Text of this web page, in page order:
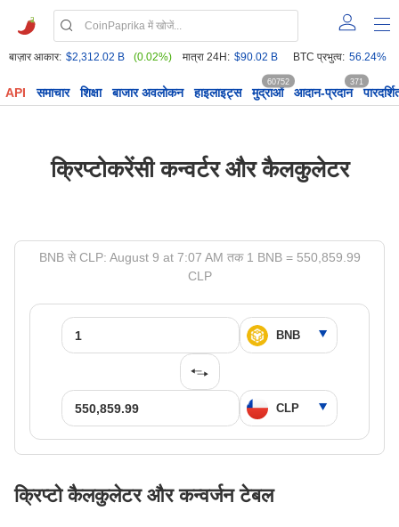
बाज़ार आकार: $2,312.02 B (0.02%) मात्रा 24H: $90.02 B BTC प्रभुत्व: 56.24%
API समाचार शिक्षा बाजार अवलोकन हाइलाइट्स मुद्राओं
60752
आदान-प्रदान
371
क्रिप्टोकरेंसी कन्वर्टर और कैलकुलेटर
BNB से CLP: August 9 at 7:07 AM तक 1 BNB = 550,859.99
CLP
क्रिप्टो कैलकुलेटर और कन्वर्जन टेबल